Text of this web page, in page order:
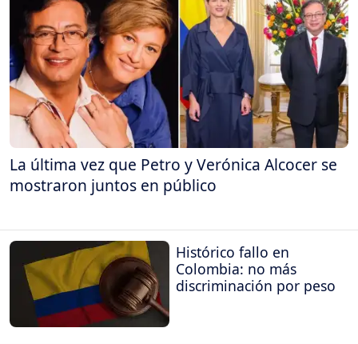
La última vez que Petro y Verónica Alcocer se
mostraron juntos en público
Histórico fallo en
Colombia: no más
discriminación por peso